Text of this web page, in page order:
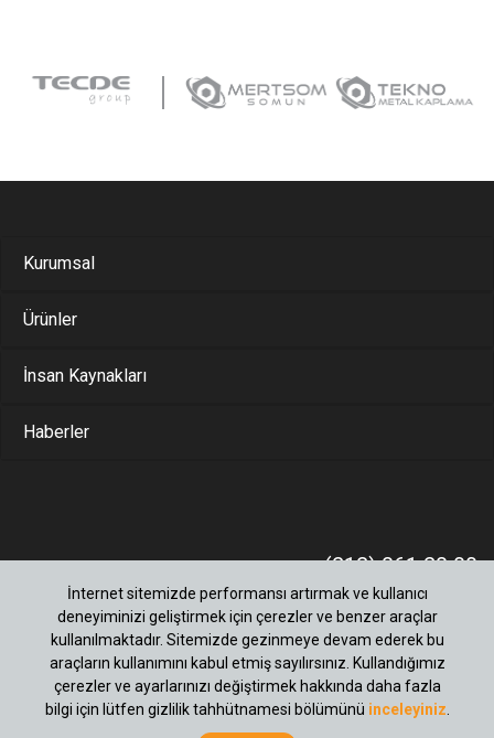
Kurumsal
Ürünler
İnsan Kaynakları
Haberler
(212) 861 28 00
Merkez Mah.Bati Sok.No:11 Bagimsiz Bölüm:1
Büyükçekmece / Istanbul 34535 34535 M.Sinan-
B.Cekmece - Istanbul
Yasal Uyarılar
İnternet sitemizde performansı artırmak ve kullanıcı
deneyiminizi geliştirmek için çerezler ve benzer araçlar
kullanılmaktadır. Sitemizde gezinmeye devam ederek bu
araçların kullanımını kabul etmiş sayılırsınız. Kullandığımız
çerezler ve ayarlarınızı değiştirmek hakkında daha fazla
bilgi için lütfen gizlilik tahhütnamesi bölümünü inceleyiniz